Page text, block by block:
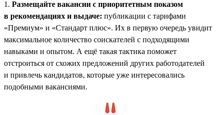
1. Размещайте вакансии с приоритетным показом
в рекомендациях и выдаче: публикации с тарифами
«Премиум» и «Стандарт плюс». Их в первую очередь увидит
максимальное количество соискателей с подходящими
навыками и опытом. А ещё такая тактика поможет
отстроиться от схожих предложений других работодателей
и привлечь кандидатов, которые уже интересовались
подобными вакансиями.